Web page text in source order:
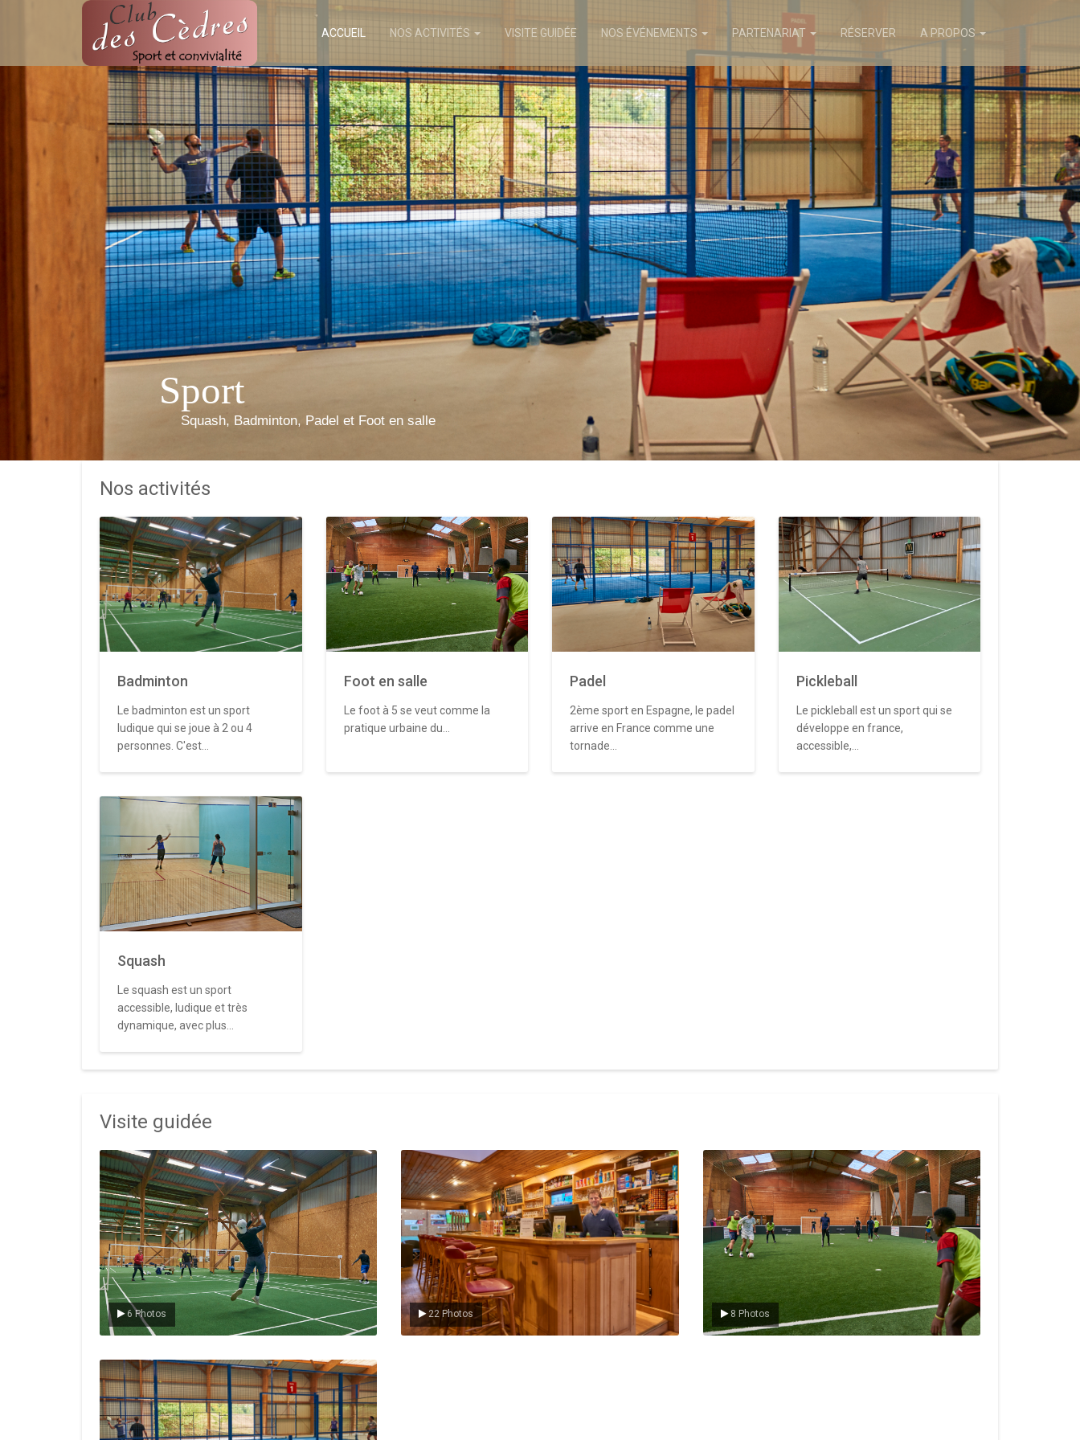
ACCUEIL NOS ACTIVITÉS VISITE GUIDÉE NOS ÉVÉNEMENTS PARTENARIAT RÉSERVER A PROPOS
Sport
Squash, Badminton, Padel et Foot en salle
Nos activités
Badminton
Le badminton est un sport
ludique qui se joue à 2 ou 4
personnes. C'est...
Foot en salle
Le foot à 5 se veut comme la
pratique urbaine du...
Padel
2ème sport en Espagne, le padel
arrive en France comme une
tornade...
Pickleball
Le pickleball est un sport qui se
développe en france,
accessible,...
Squash
Le squash est un sport
accessible, ludique et très
dynamique, avec plus...
Visite guidée
6 Photos
Le badminton
22 Photos
Le Club
8 Photos
Le foot en salle
Le padel